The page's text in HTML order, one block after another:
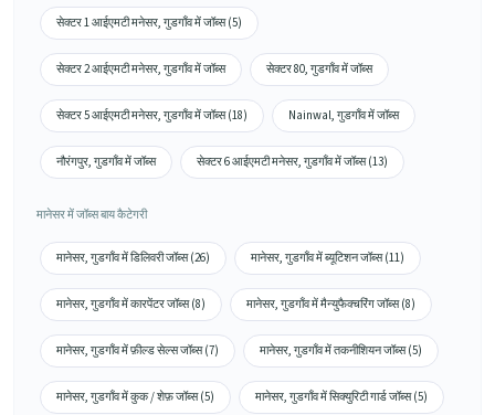
सेक्टर 1 आईएमटी मनेसर, गुडगाँव में जॉब्स (5)
सेक्टर 2 आईएमटी मनेसर, गुडगाँव में जॉब्स सेक्टर 80, गुडगाँव में जॉब्स
सेक्टर 5 आईएमटी मनेसर, गुडगाँव में जॉब्स (18) Nainwal, गुडगाँव में जॉब्स
नौरंगपुर, गुडगाँव में जॉब्स सेक्टर 6 आईएमटी मनेसर, गुडगाँव में जॉब्स (13)
मानेसर में जॉब्स बाय कैटेगरी
मानेसर, गुडगाँव में डिलिवरी जॉब्स (26) मानेसर, गुडगाँव में ब्यूटिशन जॉब्स (11)
मानेसर, गुडगाँव में कारपेंटर जॉब्स (8) मानेसर, गुडगाँव में मैन्युफैक्चरिंग जॉब्स (8)
मानेसर, गुडगाँव में फ़ील्ड सेल्स जॉब्स (7) मानेसर, गुडगाँव में तकनीशियन जॉब्स (5)
मानेसर, गुडगाँव में कुक / शेफ़ जॉब्स (5) मानेसर, गुडगाँव में सिक्युरिटी गार्ड जॉब्स (5)